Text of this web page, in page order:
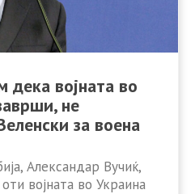
дека војната во
не
за воена
Александар Вучиќ,
војната во Украина